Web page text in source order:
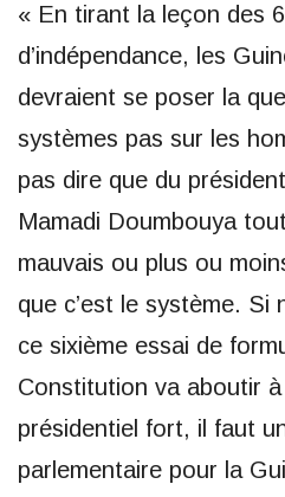
« En tirant la leçon des
d’indépendance, les
devraient se poser la
systèmes pas sur les
pas dire que du
Mamadi Doumbouya
mauvais ou plus ou
que c’est le système. Si
ce sixième essai de
Constitution va aboutir
présidentiel fort, il faut
parlementaire pour la